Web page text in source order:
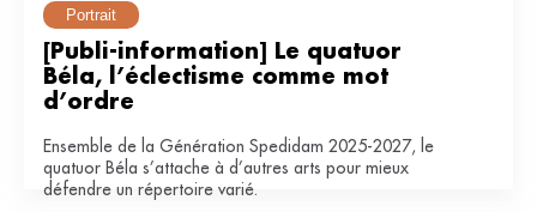
Portrait
[Publi-information] Le quatuor
Béla, l’éclectisme comme mot
d’ordre
Ensemble de la Génération Spedidam 2025-2027, le
quatuor Béla s’attache à d’autres arts pour mieux
défendre un répertoire varié.